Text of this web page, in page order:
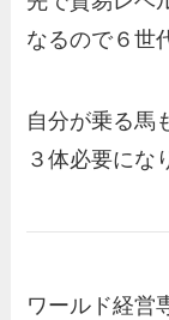
なるので６世
自分が乗る馬
３体必要にな
ワールド経営